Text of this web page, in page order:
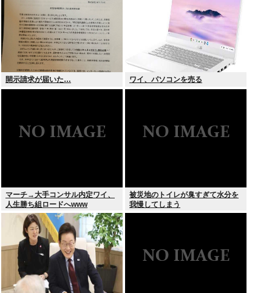
開示請求が届いた… ワイ、パソコンを売る
マーチ→大手コンサル内定ワイ、
人生勝ち組ロードへwww
被災地のトイレが臭すぎて水分を
我慢してしまう